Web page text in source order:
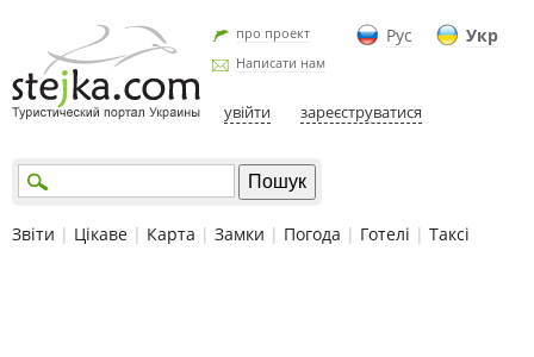
Рус Укр
про проект
Написати нам
увійти зареєструватися
Звіти | Цікаве | Карта | Замки | Погода | Готелі | Таксі